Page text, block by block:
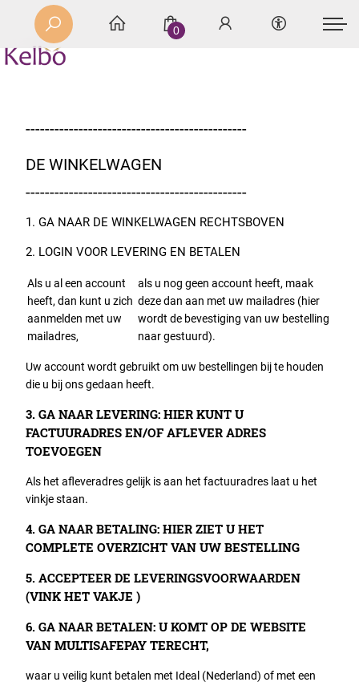
0
----------------------------------------------
DE WINKELWAGEN
----------------------------------------------
1. GA NAAR DE WINKELWAGEN RECHTSBOVEN
2. LOGIN VOOR LEVERING EN BETALEN
Als u al een account
heeft, dan kunt u zich
aanmelden met uw
mailadres,
als u nog geen account heeft, maak
deze dan aan met uw mailadres (hier
wordt de bevestiging van uw bestelling
naar gestuurd).
Uw account wordt gebruikt om uw bestellingen bij te houden
die u bij ons gedaan heeft.
3. GA NAAR LEVERING: HIER KUNT U
FACTUURADRES EN/OF AFLEVER ADRES
TOEVOEGEN
Als het afleveradres gelijk is aan het factuuradres laat u het
vinkje staan.
4. GA NAAR BETALING: HIER ZIET U HET
COMPLETE OVERZICHT VAN UW BESTELLING
5. ACCEPTEER DE LEVERINGSVOORWAARDEN
(VINK HET VAKJE )
6. GA NAAR BETALEN: U KOMT OP DE WEBSITE
VAN MULTISAFEPAY TERECHT,
waar u veilig kunt betalen met Ideal (Nederland) of met een